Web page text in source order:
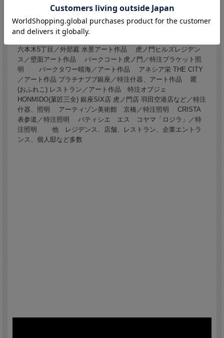
千鳥ヶ淵／特注ガラス照明制作 プレミストタワー 総曲輪／アー
ト作品、照明 シンワメディカルリゾート 柏の葉 エントランス／
アート作品 ブランズ六本木ザ・レジデンス／アート作品
六本木5丁目／外部庭 水景アート作品 虎ノ門ヒルズレジデン
ス／壁面アート作品 パークコート虎ノ門／特注ブラケット照
明 パークタワー晴海／アート作品 アネシア栄 THE CITY
／アート作品 プラチナブブ銀座／特注什器、アート作品 匿
(おふれこ) レストラン／アート作品 特注オブジェ
HONMIDO(菓匠三全) 銀座SIX店 虎ノ門店 羽田空港店など／特注
什器、照明 アーティゾン美術館 京橋／特注照明 CRISTA
表参道／特注照明 パティシエ エス コヤマ「ロジラ」／特
注照明 他 レジデンス、店舗、レストラン、企業エントラ
ンス、個人邸など多数